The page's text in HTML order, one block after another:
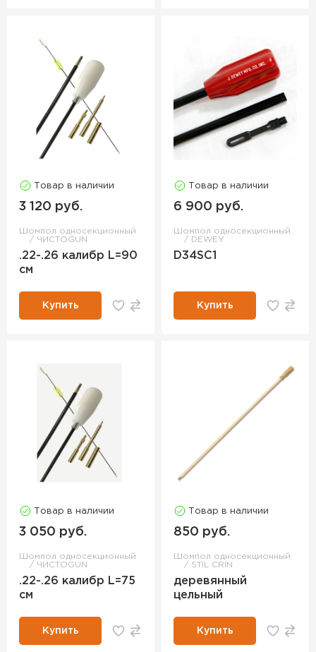
Товар в наличии
3 120 руб.
Шомпол односекционный
ЧИСТОGUN
.22-.26 калибр L=90
см
Купить
Товар в наличии
6 900 руб.
Шомпол односекционный
DEWEY
D34SC1
Купить
Товар в наличии
3 050 руб.
Шомпол односекционный
ЧИСТОGUN
.22-.26 калибр L=75
см
Купить
Товар в наличии
850 руб.
Шомпол односекционный
STIL CRIN
деревянный
цельный
Купить